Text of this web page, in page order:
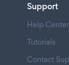
Support
Help Center
Tutorials
Contact